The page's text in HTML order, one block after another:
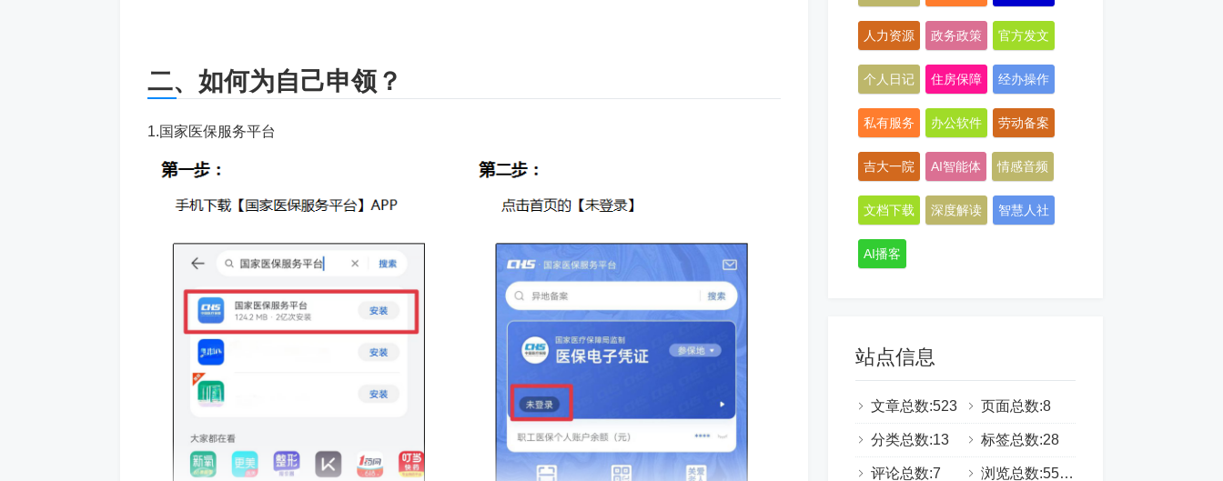
二、如何为自己申领？
1.国家医保服务平台
人力资源 政务政策 官方发文
个人日记 住房保障 经办操作
私有服务 办公软件 劳动备案
吉大一院 AI智能体 情感音频
文档下载 深度解读 智慧人社
AI播客
站点信息
文章总数:523 页面总数:8
分类总数:13 标签总数:28
评论总数:7 浏览总数:555334